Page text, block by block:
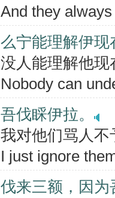
And they
么宁能理解伊现
没人能理解他现
Nobody can
吾伐睬伊拉。
我对他们骂人不
I just ignore
伐来三额，因